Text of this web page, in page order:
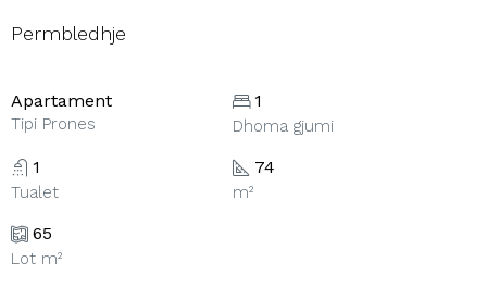
Permbledhje
Apartament
Tipi Prones
1
Dhoma gjumi
1
Tualet
74
m²
65
Lot m²